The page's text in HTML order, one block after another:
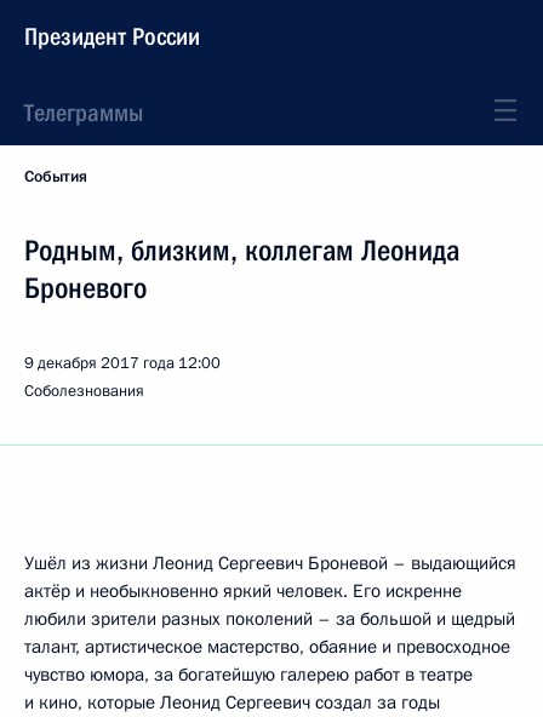
Президент России
Телеграммы
События
Родным, близким, коллегам Леонида
Броневого
9 декабря 2017 года 12:00
Соболезнования
Ушёл из жизни Леонид Сергеевич Броневой – выдающийся
актёр и необыкновенно яркий человек. Его искренне
любили зрители разных поколений – за большой и щедрый
талант, артистическое мастерство, обаяние и превосходное
чувство юмора, за богатейшую галерею работ в театре
и кино, которые Леонид Сергеевич создал за годы